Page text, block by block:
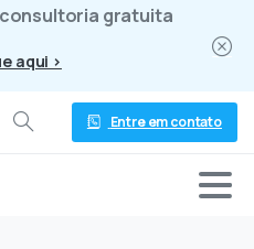
gratuita
aqui >
Entre em contato